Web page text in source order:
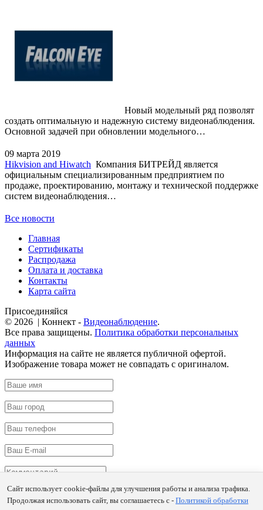
Новый модельный ряд позволят
создать оптимальную и надежную систему видеонаблюдения.
Основной задачей при обновлении модельного…
09 марта 2019
Hikvision and Hiwatch Компания БИТРЕЙД является
официальным специализированным предприятием по
продаже, проектированию, монтажу и технической поддержке
систем видеонаблюдения…
Все новости
Главная
Сертификаты
Распродажа
Оплата и доставка
Контакты
Карта сайта
Присоединяйся
© 2026 | Коннект - Видеонаблюдение.
Все права защищены. Политика обработки персональных
данных
Информация на сайте не является публичной офертой.
Изображение товара может не совпадать с оригиналом.
Заказать
Сайт использует cookie-файлы для улучшения работы и анализа трафика.
Продолжая использовать сайт, вы соглашаетесь с - Политикой обработки